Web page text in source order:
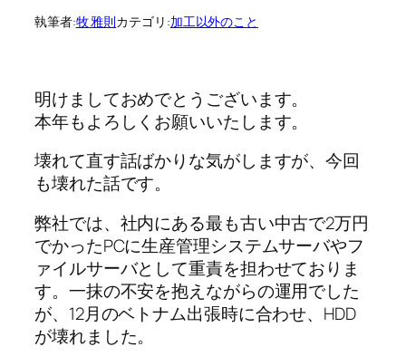
執筆者:牧 雅則カテゴリ:加工以外のこと
明けましておめでとうございます。
本年もよろしくお願いいたします。
壊れて直す話ばかりな気がしますが、今回
も壊れた話です。
弊社では、社内にある最も古い中古で2万円
でかったPCに生産管理システムサーバやフ
ァイルサーバとして重責を担わせておりま
す。一抹の不安を抱えながらの運用でした
が、12月のベトナム出張時に合わせ、HDD
が壊れました。